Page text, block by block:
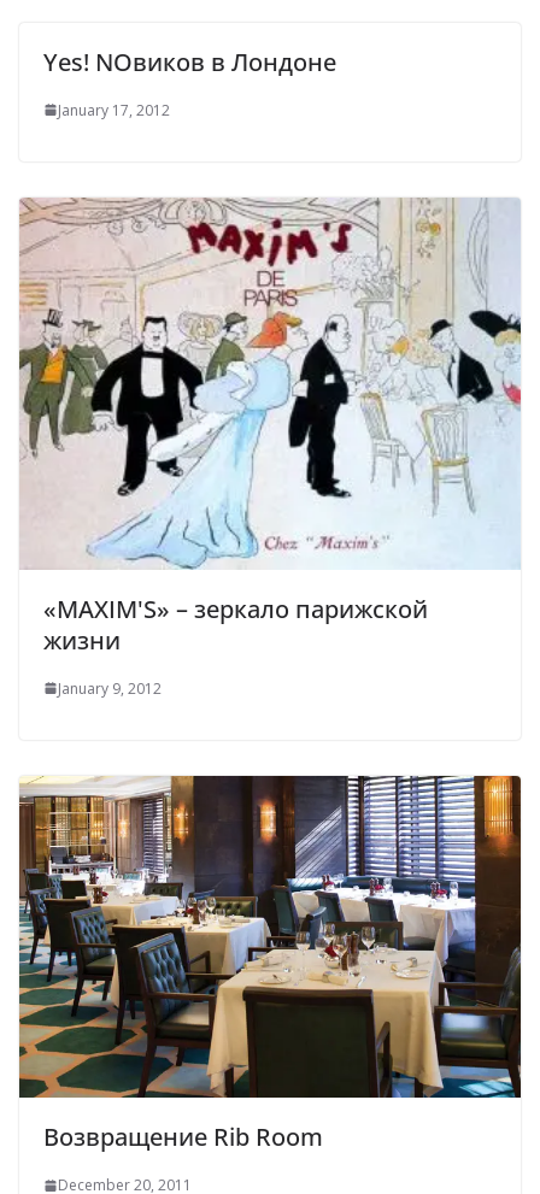
Yes! NOвиков в Лондоне
January 17, 2012
«MAXIM'S» – зеркало парижской
жизни
January 9, 2012
Возвращение Rib Room
December 20, 2011